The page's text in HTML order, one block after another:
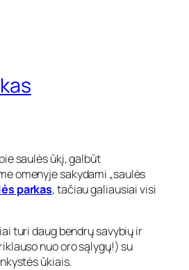
saulės ūkį, galbūt
omenyje sakydami „saulės
parkas, tačiau galiausiai visi
turi daug bendrų savybių ir
nuo oro sąlygų!) su
ūkiais.